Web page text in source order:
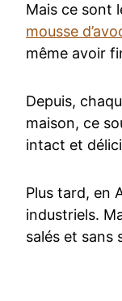
Mais ce sont
mousse
même avoir
Depuis,
maison, ce
intact et
Plus tard, en
industriels.
salés et sans